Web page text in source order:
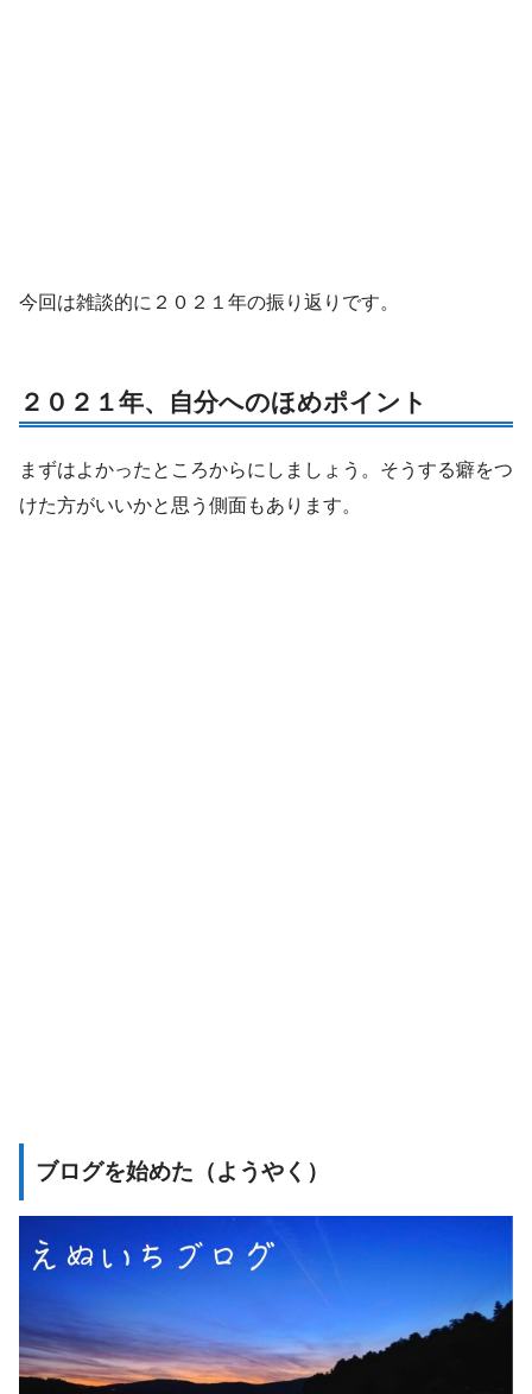
今回は雑談的に２０２１年の振り返りです。
２０２１年、自分へのほめポイント
まずはよかったところからにしましょう。そうする癖をつ
けた方がいいかと思う側面もあります。
ブログを始めた（ようやく）